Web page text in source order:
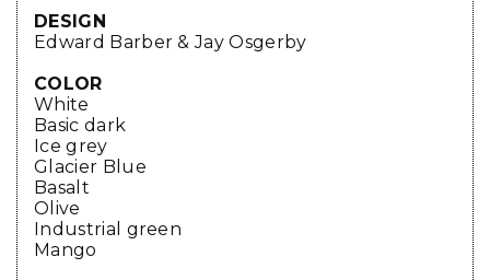
DESIGN
Edward Barber & Jay Osgerby
COLOR
White
Basic dark
Ice grey
Glacier Blue
Basalt
Olive
Industrial green
Mango